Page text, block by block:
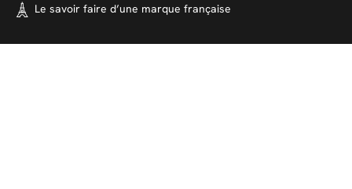
Le savoir faire d’une marque française